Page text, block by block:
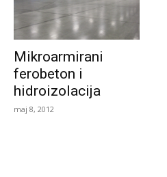
Mikroarmirani
ferobeton i
hidroizolacija
maj 8, 2012